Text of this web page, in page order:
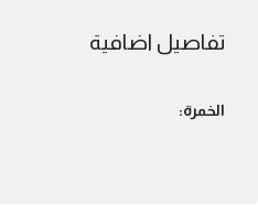
تفاصيل اضافية
الخمرة: